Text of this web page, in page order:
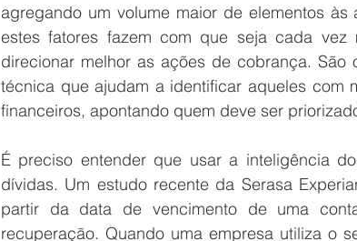
agregando um volume maior de elementos
estes fatores fazem com que seja cada
direcionar melhor as ações de cobrança.
técnica que ajudam a identificar aqueles com
financeiros, apontando quem deve ser
É preciso entender que usar a inteligência
dívidas. Um estudo recente da Serasa
partir da data de vencimento de uma
recuperação. Quando uma empresa utiliza o